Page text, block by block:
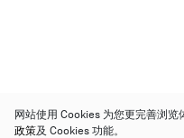
网站使用 Cookies 为您更完善浏
政策及 Cookies 功能。